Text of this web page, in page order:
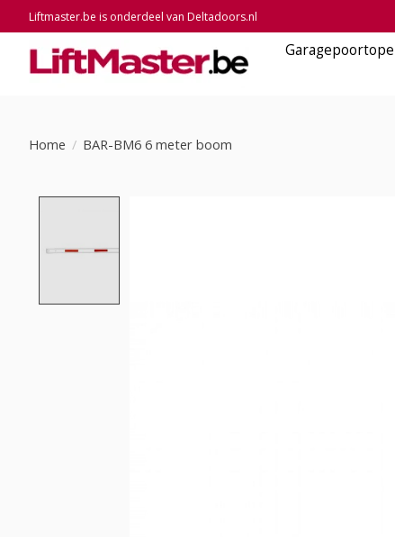
Liftmaster.be is onderdeel van Deltadoors.nl
Home / BAR-BM6 6 meter boom